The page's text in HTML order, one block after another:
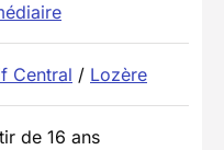
Central / Lozère
de 16 ans